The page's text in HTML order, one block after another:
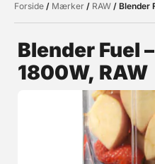
Måske kunne
Forside / Mærker / RAW / Blender
Blender Fuel
1800W, RAW